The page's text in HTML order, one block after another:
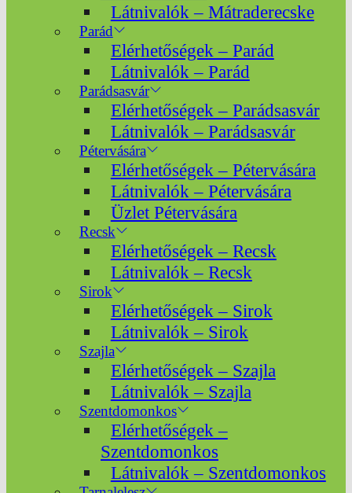
Látnivalók – Mátraderecske
Parád
Elérhetőségek – Parád
Látnivalók – Parád
Parádsasvár
Elérhetőségek – Parádsasvár
Látnivalók – Parádsasvár
Pétervására
Elérhetőségek – Pétervására
Látnivalók – Pétervására
Üzlet Pétervására
Recsk
Elérhetőségek – Recsk
Látnivalók – Recsk
Sirok
Elérhetőségek – Sirok
Látnivalók – Sirok
Szajla
Elérhetőségek – Szajla
Látnivalók – Szajla
Szentdomonkos
Elérhetőségek –
Szentdomonkos
Látnivalók – Szentdomonkos